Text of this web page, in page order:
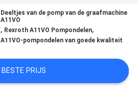
Deeltjes van de pomp van de graafmachine
A11VO
, Rexroth A11VO Pompondelen,
A11VO-pompondelen van goede kwaliteit
BESTE PRIJS